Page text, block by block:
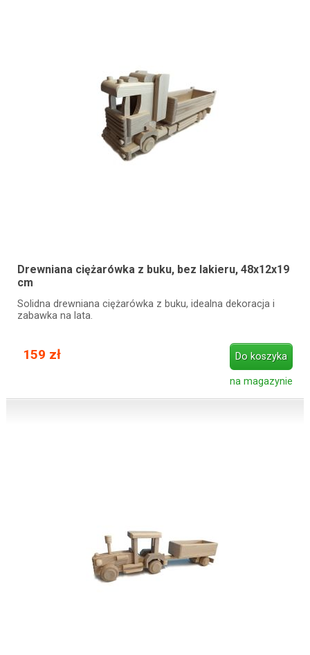
Drewniana ciężarówka z buku, bez lakieru, 48x12x19
cm
Solidna drewniana ciężarówka z buku, idealna dekoracja i
zabawka na lata.
159 zł Do koszyka
na magazynie